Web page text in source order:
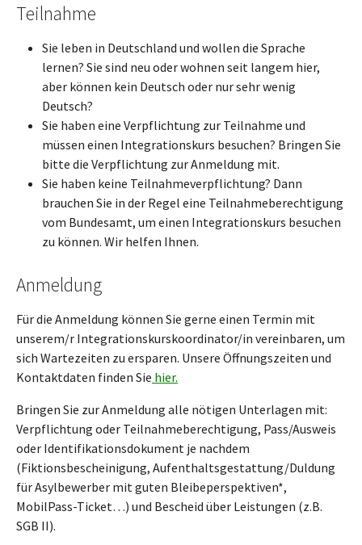
Teilnahme
Sie leben in Deutschland und wollen die Sprache
lernen? Sie sind neu oder wohnen seit langem hier,
aber können kein Deutsch oder nur sehr wenig
Deutsch?
Sie haben eine Verpflichtung zur Teilnahme und
müssen einen Integrationskurs besuchen? Bringen Sie
bitte die Verpflichtung zur Anmeldung mit.
Sie haben keine Teilnahmeverpflichtung? Dann
brauchen Sie in der Regel eine Teilnahmeberechtigung
vom Bundesamt, um einen Integrationskurs besuchen
zu können. Wir helfen Ihnen.
Anmeldung
Für die Anmeldung können Sie gerne einen Termin mit
unserem/r Integrationskurskoordinator/in vereinbaren, um
sich Wartezeiten zu ersparen. Unsere Öffnungszeiten und
Kontaktdaten finden Sie hier.
Bringen Sie zur Anmeldung alle nötigen Unterlagen mit:
Verpflichtung oder Teilnahmeberechtigung, Pass/Ausweis
oder Identifikationsdokument je nachdem
(Fiktionsbescheinigung, Aufenthaltsgestattung/Duldung
für Asylbewerber mit guten Bleibeperspektiven*,
MobilPass-Ticket…) und Bescheid über Leistungen (z.B.
SGB II).